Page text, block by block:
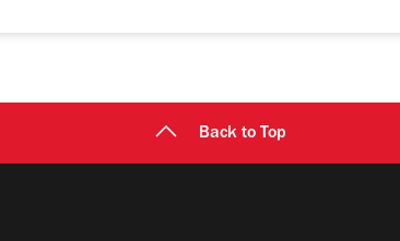
Back to Top